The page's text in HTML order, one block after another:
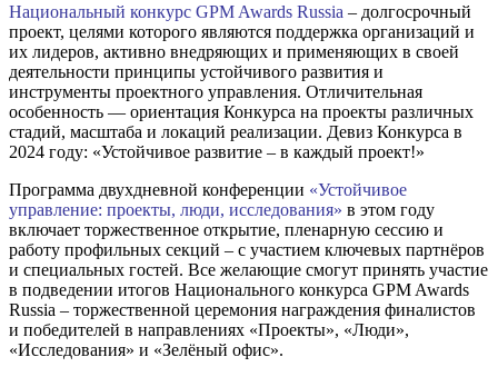
Национальный конкурс GPM Awards Russia – долгосрочный
проект, целями которого являются поддержка организаций и
их лидеров, активно внедряющих и применяющих в своей
деятельности принципы устойчивого развития и
инструменты проектного управления. Отличительная
особенность — ориентация Конкурса на проекты различных
стадий, масштаба и локаций реализации. Девиз Конкурса в
2024 году: «Устойчивое развитие – в каждый проект!»
Программа двухдневной конференции «Устойчивое
управление: проекты, люди, исследования» в этом году
включает торжественное открытие, пленарную сессию и
работу профильных секций – с участием ключевых партнёров
и специальных гостей. Все желающие смогут принять участие
в подведении итогов Национального конкурса GPM Awards
Russia – торжественной церемония награждения финалистов
и победителей в направлениях «Проекты», «Люди»,
«Исследования» и «Зелёный офис».